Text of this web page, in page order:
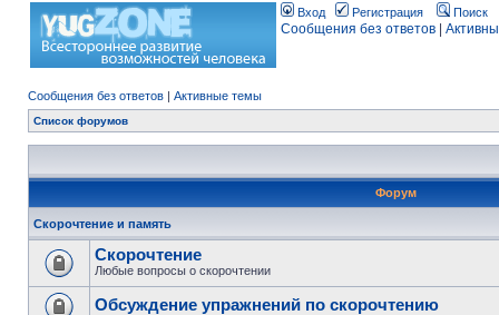
Вход Регистрация Поиск
Сообщения без ответов
Сообщения без ответов | Активные темы
Список форумов
Форум
Скорочтение и память
Скорочтение
Любые вопросы о скорочтении
Обсуждение упражнений по скорочтению